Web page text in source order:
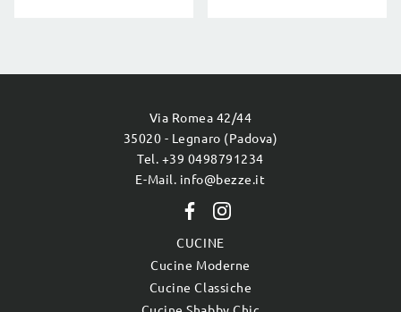
Via Romea 42/44
35020 - Legnaro (Padova)
Tel. +39 0498791234
E-Mail. info@bezze.it
CUCINE
Cucine Moderne
Cucine Classiche